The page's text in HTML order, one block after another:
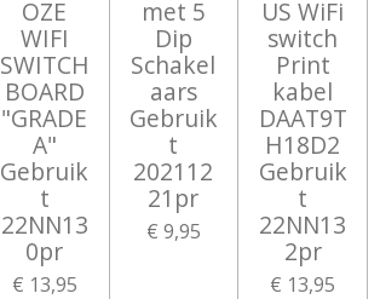
OZE
WIFI
SWITCH
BOARD
"GRADE
A"
Gebruik
t
22NN13
0pr
€ 13,95
met 5
Dip
Schakel
aars
Gebruik
t
202112
21pr
€ 9,95
US WiFi
switch
Print
kabel
DAAT9T
H18D2
Gebruik
t
22NN13
2pr
€ 13,95